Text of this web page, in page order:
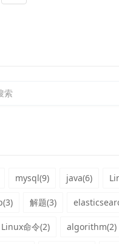
mysql(9) java(6)
解题(3)
Linux命令(2) algorithm(2)